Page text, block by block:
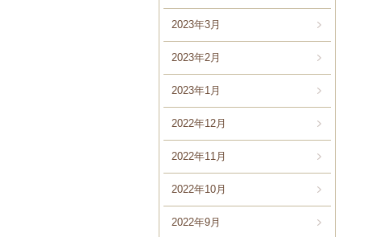
2023年3月
2023年2月
2023年1月
2022年12月
2022年11月
2022年10月
2022年9月